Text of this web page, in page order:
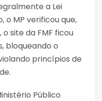
a Lei
o MP verificou que,
site da FMF ficou
bloqueando o
princípios de
Público